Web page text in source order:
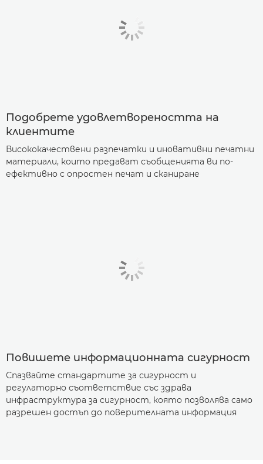
Подобрете удовлетвореността на
клиентите
Висококачествени разпечатки и иновативни печатни
материали, които предават съобщенията ви по-
ефективно с опростен печат и сканиране
Повишете информационната сигурност
Спазвайте стандартите за сигурност и
регулаторно съответствие със здрава
инфраструктура за сигурност, която позволява само
разрешен достъп до поверителната информация